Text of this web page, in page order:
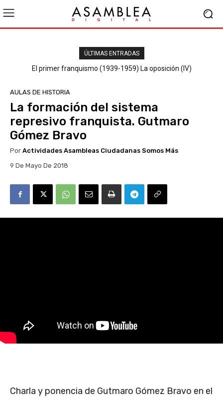
ÚLTIMAS ENTRADAS
El primer franquismo (1939-1959) La oposición (IV)
AULAS DE HISTORIA
La formación del sistema
represivo franquista. Gutmaro
Gómez Bravo
Por Actividades Asambleas Ciudadanas Somos Más
9 De Mayo De 2018
Charla y ponencia de Gutmaro Gómez Bravo en el